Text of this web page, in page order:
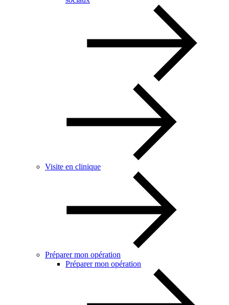
Visite en clinique
Préparer mon opération
Préparer mon opération